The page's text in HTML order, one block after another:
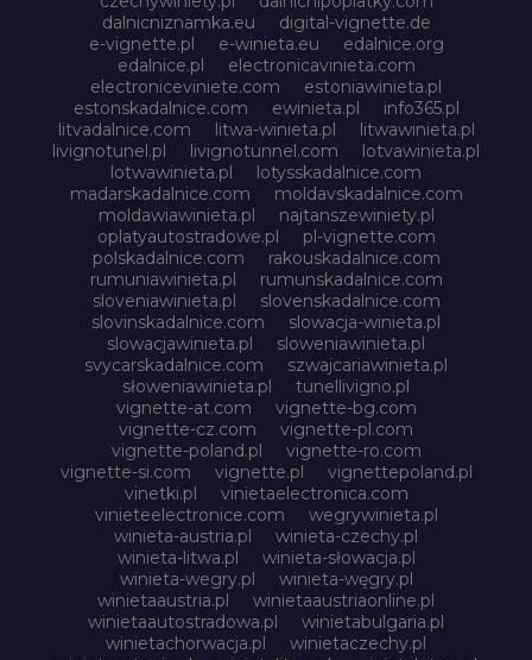
dalnicniznamka.eu
digital-vignette.de
e-vignette.pl
e-winieta.eu
edalnice.org
edalnice.pl
electronicavinieta.com
electroniceviniete.com
estoniawinieta.pl
estonskadalnice.com
ewinieta.pl
info365.pl
litvadalnice.com
litwa-winieta.pl
litwawinieta.pl
livignotunel.pl
livignotunnel.com
lotvawinieta.pl
lotwawinieta.pl
lotysskadalnice.com
madarskadalnice.com
moldavskadalnice.com
moldawiawinieta.pl
najtanszewiniety.pl
oplatyautostradowe.pl
pl-vignette.com
polskadalnice.com
rakouskadalnice.com
rumuniawinieta.pl
rumunskadalnice.com
sloveniawinieta.pl
slovenskadalnice.com
slovinskadalnice.com
slowacja-winieta.pl
slowacjawinieta.pl
sloweniawinieta.pl
svycarskadalnice.com
szwajcariawinieta.pl
słoweniawinieta.pl
tunellivigno.pl
vignette-at.com
vignette-bg.com
vignette-cz.com
vignette-pl.com
vignette-poland.pl
vignette-ro.com
vignette-si.com
vignette.pl
vignettepoland.pl
vinetki.pl
vinietaelectronica.com
vinieteelectronice.com
wegrywinieta.pl
winieta-austria.pl
winieta-czechy.pl
winieta-litwa.pl
winieta-słowacja.pl
winieta-wegry.pl
winieta-węgry.pl
winietaaustria.pl
winietaaustriaonline.pl
winietaautostradowa.pl
winietabulgaria.pl
winietachorwacja.pl
winietaczechy.pl